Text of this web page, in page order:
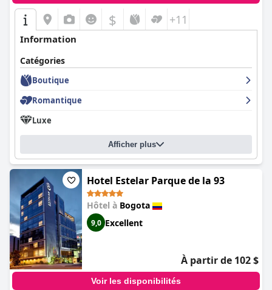
$ +11
Information
Catégories
Boutique
Romantique
Luxe
Afficher plus
Hotel Estelar Parque de la 93
Hôtel à Bogota
9,0 Excellent
À partir de 102 $
Voir les disponibilités